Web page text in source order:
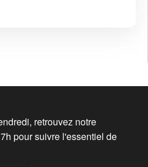
retrouvez notre
pour suivre l'essentiel de